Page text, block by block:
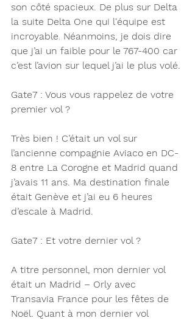
son côté spacieux. De plus sur Delta
la suite Delta One qui l'équipe est
incroyable Néanmoins, je dois dire
que j’ai un faible pour le 767-400 car
c’est l’avion sur lequel j’ai le plus volé.
Gate7 : Vous vous rappelez de votre
premier vol ?
Très bien ! C’était un vol sur
l’ancienne compagnie Aviaco en DC-
8 entre La Corogne et Madrid quand
j’avais 11 ans. Ma destination finale
était Genève et j’ai eu 6 heures
d’escale à Madrid.
Gate7 : Et votre dernier vol ?
A titre personnel, mon dernier vol
était un Madrid – Orly avec
Transavia France pour les fêtes de
Noël. Quant à mon dernier vol